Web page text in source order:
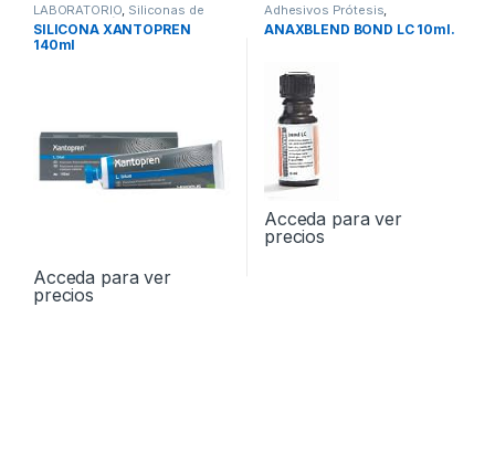
LABORATORIO Siliconas de
Condensación de Laboratorio
SILICONA XANTOPREN
140ml
Acceda para ver
precios
Adhesivos Prótesis
LABORATORIO
ANAXBLEND BOND LC 10ml.
Acceda para ver
precios